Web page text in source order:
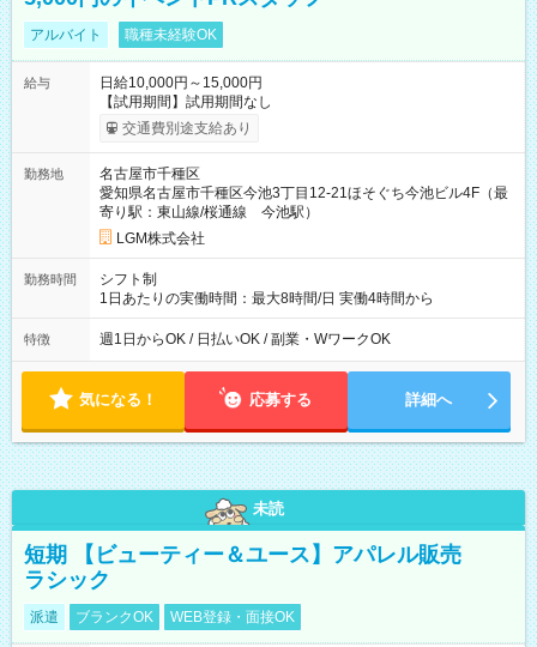
アルバイト 職種未経験OK
給与
日給10,000円～15,000円
【試用期間】試用期間なし
交通費別途支給あり
勤務地
名古屋市千種区
愛知県名古屋市千種区今池3丁目12-21ほそぐち今池ビル4F（最
寄り駅：東山線/桜通線 今池駅）
LGM株式会社
勤務時間
シフト制
1日あたりの実働時間：最大8時間/日 実働4時間から
特徴 週1日からOK / 日払いOK / 副業・WワークOK
気になる！ 応募する 詳細へ
未読
短期 【ビューティー＆ユース】アパレル販売
ラシック
派遣 ブランクOK WEB登録・面接OK